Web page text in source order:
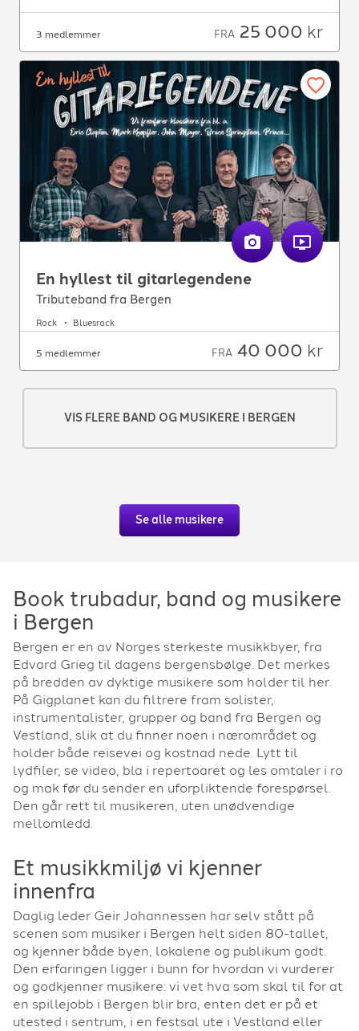
3 medlemmer FRA 25 000 kr
En hyllest til gitarlegendene
Tributeband fra Bergen
Rock Bluesrock
5 medlemmer FRA 40 000 kr
VIS FLERE BAND OG MUSIKERE I BERGEN
Se alle musikere
Book trubadur, band og musikere
i Bergen
Bergen er en av Norges sterkeste musikkbyer, fra
Edvard Grieg til dagens bergensbølge. Det merkes
på bredden av dyktige musikere som holder til her.
På Gigplanet kan du filtrere fram solister,
instrumentalister, grupper og band fra Bergen og
Vestland, slik at du finner noen i nærområdet og
holder både reisevei og kostnad nede. Lytt til
lydfiler, se video, bla i repertoaret og les omtaler i ro
og mak før du sender en uforpliktende forespørsel.
Den går rett til musikeren, uten unødvendige
mellomledd.
Et musikkmiljø vi kjenner
innenfra
Daglig leder Geir Johannessen har selv stått på
scenen som musiker i Bergen helt siden 80-tallet,
og kjenner både byen, lokalene og publikum godt.
Den erfaringen ligger i bunn for hvordan vi vurderer
og godkjenner musikere: vi vet hva som skal til for at
en spillejobb i Bergen blir bra, enten det er på et
utested i sentrum, i en festsal ute i Vestland eller